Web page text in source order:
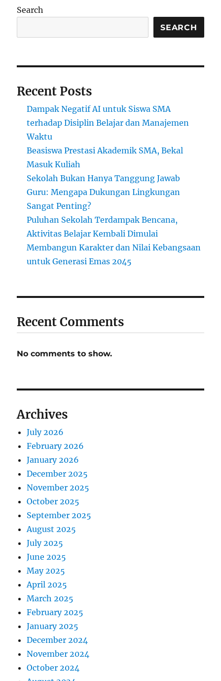
Search
SEARCH
Recent Posts
Dampak Negatif AI untuk Siswa SMA
terhadap Disiplin Belajar dan Manajemen
Waktu
Beasiswa Prestasi Akademik SMA, Bekal
Masuk Kuliah
Sekolah Bukan Hanya Tanggung Jawab
Guru: Mengapa Dukungan Lingkungan
Sangat Penting?
Puluhan Sekolah Terdampak Bencana,
Aktivitas Belajar Kembali Dimulai
Membangun Karakter dan Nilai Kebangsaan
untuk Generasi Emas 2045
Recent Comments
No comments to show.
Archives
July 2026
February 2026
January 2026
December 2025
November 2025
October 2025
September 2025
August 2025
July 2025
June 2025
May 2025
April 2025
March 2025
February 2025
January 2025
December 2024
November 2024
October 2024